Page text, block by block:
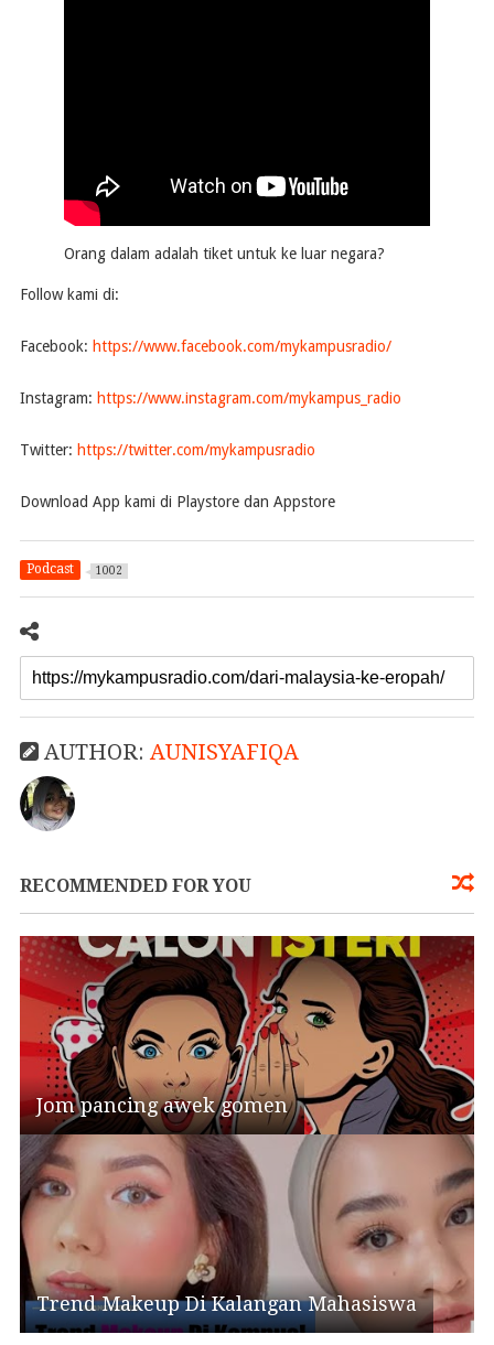
Orang dalam adalah tiket untuk ke luar negara?
Follow kami di:
Facebook: https://www.facebook.com/mykampusradio/
Instagram: https://www.instagram.com/mykampus_radio
Twitter: https://twitter.com/mykampusradio
Download App kami di Playstore dan Appstore
Podcast 1002
AUTHOR:AUNISYAFIQA
RECOMMENDED FOR YOU
Jom pancing awek gomen
Trend Makeup Di Kalangan Mahasiswa